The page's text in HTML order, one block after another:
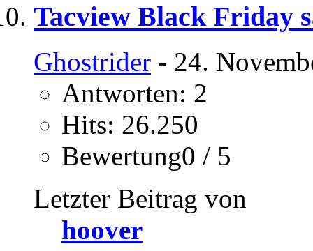
Tacview Black Friday
Ghostrider - 24.
Antworten: 2
Hits: 26.250
Bewertung0 / 5
Letzter Beitrag von
hoover